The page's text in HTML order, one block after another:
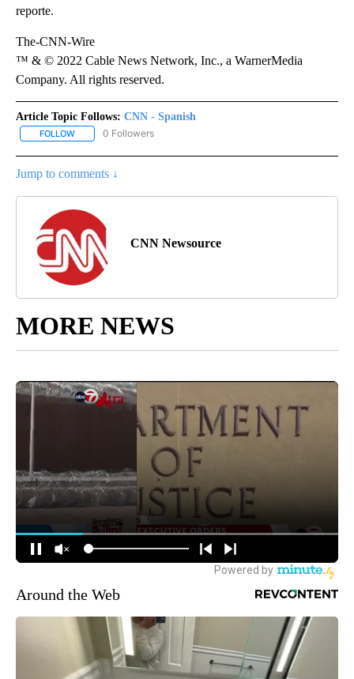
reporte.
The-CNN-Wire
™ & © 2022 Cable News Network, Inc., a WarnerMedia
Company. All rights reserved.
Article Topic Follows: CNN - Spanish
FOLLOW FOLLOW "CNN - SPANISH" TO RECEIVE NOTIFICATIONS ABOUT
0 Followers
Jump to comments ↓
CNN Newsource
MORE NEWS
Around the Web